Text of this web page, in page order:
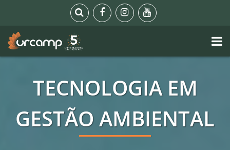
TECNOLOGIA EM
GESTÃO AMBIENTAL